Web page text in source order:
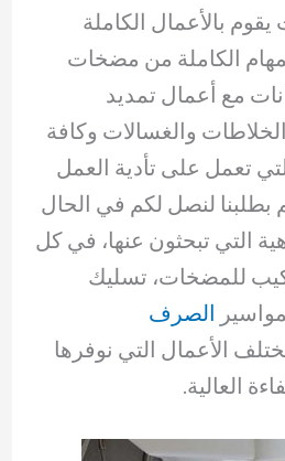
بالأعمال الكاملة
الكاملة من مضخات
مع أعمال تمديد
والغسالات وكافة
تعمل على تأدية العمل
بطلبنا لنصل لكم في الحال
التي تبحثون عنها، في كل
للمضخات، تسليك
الصرف
الأعمال التي نوفرها
العالية.